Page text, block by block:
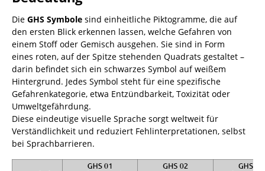
Die GHS Symbole sind einheitliche Piktogramme, die auf
den ersten Blick erkennen lassen, welche Gefahren von
einem Stoff oder Gemisch ausgehen. Sie sind in Form
eines roten, auf der Spitze stehenden Quadrats gestaltet –
darin befindet sich ein schwarzes Symbol auf weißem
Hintergrund. Jedes Symbol steht für eine spezifische
Gefahrenkategorie, etwa Entzündbarkeit, Toxizität oder
Umweltgefährdung.
Diese eindeutige visuelle Sprache sorgt weltweit für
Verständlichkeit und reduziert Fehlinterpretationen, selbst
bei Sprachbarrieren.